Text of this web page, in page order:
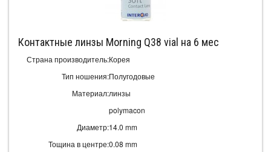
Контактные линзы Morning Q38 vial на 6 мес
Страна производитель:
Тип ношения:
Материал:
Корея
Полугодовые
линзы
polymacon
Диаметр:
Тощина в центре:
14.0 mm
0.08 mm